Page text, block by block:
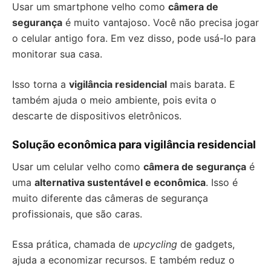
Usar um smartphone velho como câmera de
segurança é muito vantajoso. Você não precisa jogar
o celular antigo fora. Em vez disso, pode usá-lo para
monitorar sua casa.
Isso torna a vigilância residencial mais barata. E
também ajuda o meio ambiente, pois evita o
descarte de dispositivos eletrônicos.
Solução econômica para vigilância residencial
Usar um celular velho como câmera de segurança é
uma alternativa sustentável e econômica. Isso é
muito diferente das câmeras de segurança
profissionais, que são caras.
Essa prática, chamada de upcycling de gadgets,
ajuda a economizar recursos. E também reduz o